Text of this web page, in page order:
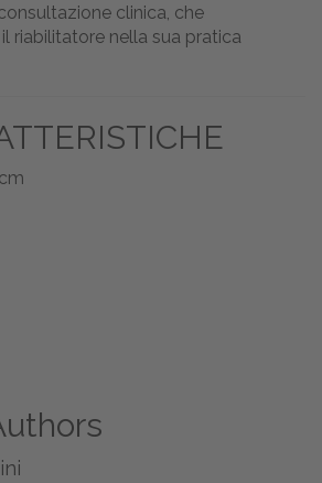
clinica, che
riabilitatore nella sua pratica